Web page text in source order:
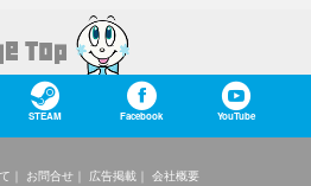
STEAM Facebook YouTube
お問合せ 広告掲載
会社概要